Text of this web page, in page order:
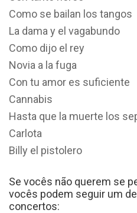
Como se bailan los tangos
La dama y el vagabundo
Como dijo el rey
Novia a la fuga
Con tu amor es suficiente
Cannabis
Hasta que la muerte los
Carlota
Billy el pistolero
Se vocês não querem se
vocês podem seguir um
concertos: